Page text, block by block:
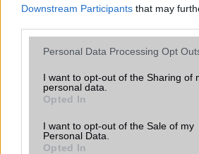
Downstream Participants that may
Please note that this website/app uses
not limited to your visit or usage
grant or deny consent to Google and
use your data for below specified
consent section.
Personal Data Processing Opt
I want to opt-out of the Sharing of
personal data.
Opted In
I want to opt-out of the Sale of my
Personal Data.
Opted In
iPhone 18 bemutató
rántja le a leplet az
csúcsmobilokról
2026.06.29| Phone Arena
A szeptemberi eseményen az
mellett a régóta pletykált hajlítható
bemutatkozhat, miközben az
Az Android rejtett